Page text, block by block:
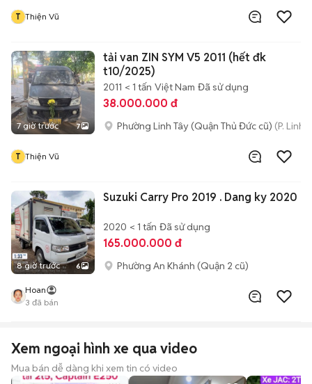
T Thiện Vũ
7 giờ trước 7
tải van ZIN SYM V5 2011 (hết đk
t10/2025)
2011 < 1 tấn Việt Nam Đã sử dụng
38.000.000 đ
Phường Linh Tây (Quận Thủ Đức cũ) (P. Linh
T Thiện Vũ
8 giờ trước 6
Suzuki Carry Pro 2019 . Dang ky 2020
2020 < 1 tấn Đã sử dụng
165.000.000 đ
Phường An Khánh (Quận 2 cũ)
Hoan
3 đã bán
Xem ngoại hình xe qua video
Mua bán dễ dàng khi xem tin có video